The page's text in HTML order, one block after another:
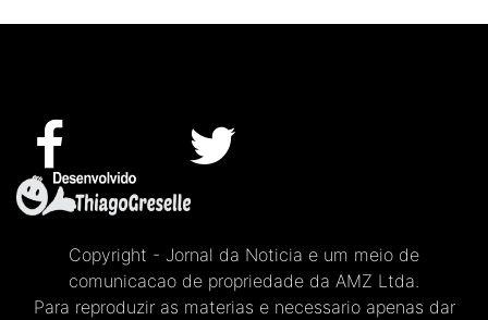
Copyright - Jornal da Noticia e um meio de
comunicacao de propriedade da AMZ Ltda.
Para reproduzir as materias e necessario apenas dar